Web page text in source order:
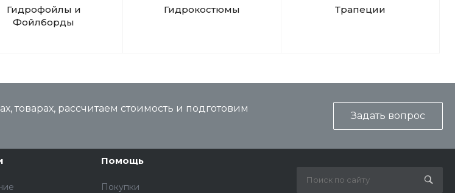
Гидрофойлы и
Фойлборды
Гидрокостюмы Трапеции
товарах, рассчитаем стоимость и подготовим
Задать вопрос
Помощь
Покупки